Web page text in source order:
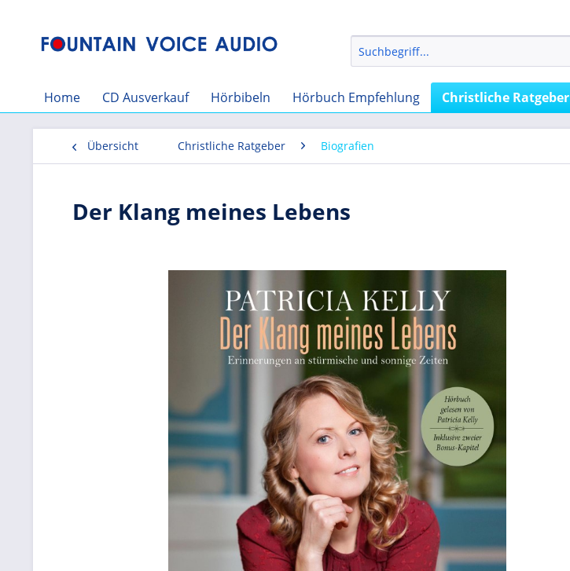
Home CD Ausverkauf Hörbibeln Hörbuch Empfehlung Christliche Ratgeber
Übersicht Christliche Ratgeber Biografien
Der Klang meines Lebens